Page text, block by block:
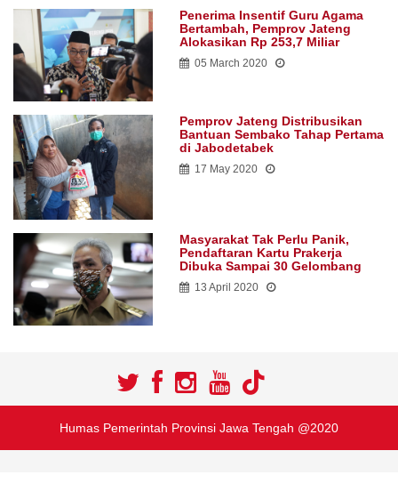
Penerima Insentif Guru Agama
Bertambah, Pemprov Jateng
Alokasikan Rp 253,7 Miliar
05 March 2020
Pemprov Jateng Distribusikan
Bantuan Sembako Tahap Pertama
di Jabodetabek
17 May 2020
Masyarakat Tak Perlu Panik,
Pendaftaran Kartu Prakerja
Dibuka Sampai 30 Gelombang
13 April 2020
Humas Pemerintah Provinsi Jawa Tengah @2020